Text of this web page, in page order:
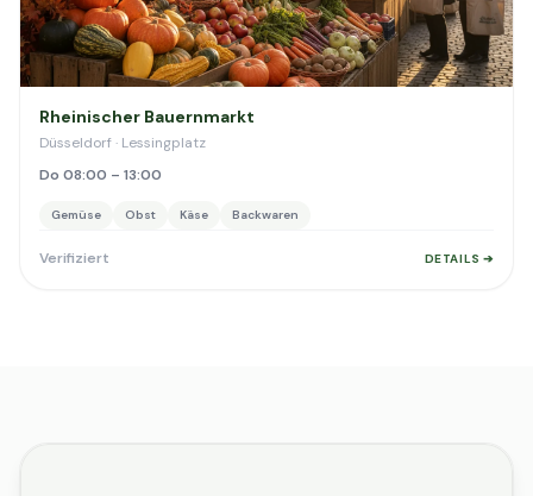
Rheinischer Bauernmarkt
Düsseldorf · Lessingplatz
Do 08:00 – 13:00
Gemüse Obst Käse Backwaren
Verifiziert DETAILS ➔